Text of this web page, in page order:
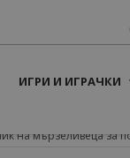
ИГРИ И ИГРАЧКИ
на мързеливеца за